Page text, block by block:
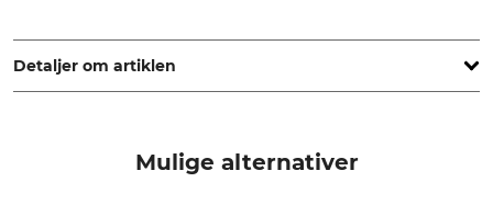
Malataverne, France, www.ftc-tree.com
Detaljer om artiklen
Mulige alternativer